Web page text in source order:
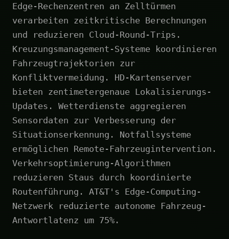
Edge-Rechenzentren an Zelltürmen
verarbeiten zeitkritische Berechnungen
und reduzieren Cloud-Round-Trips.
Kreuzungsmanagement-Systeme koordinieren
Fahrzeugtrajektorien zur
Konfliktvermeidung. HD-Kartenserver
bieten zentimetergenaue Lokalisierungs-
Updates. Wetterdienste aggregieren
Sensordaten zur Verbesserung der
Situationserkennung. Notfallsysteme
ermöglichen Remote-Fahrzeugintervention.
Verkehrsoptimierung-Algorithmen
reduzieren Staus durch koordinierte
Routenführung. AT&T's Edge-Computing-
Netzwerk reduzierte autonome Fahrzeug-
Antwortlatenz um 75%.